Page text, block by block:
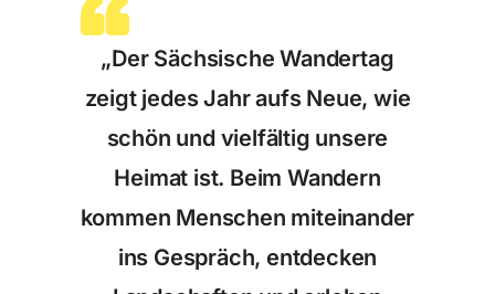
„Der Sächsische Wandertag
zeigt jedes Jahr aufs Neue, wie
schön und vielfältig unsere
Heimat ist. Beim Wandern
kommen Menschen miteinander
ins Gespräch, entdecken